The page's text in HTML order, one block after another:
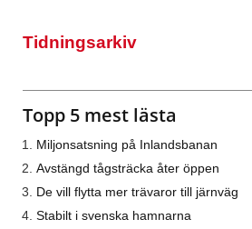
Tidningsarkiv
Topp 5 mest lästa
Miljonsatsning på Inlandsbanan
Avstängd tågsträcka åter öppen
De vill flytta mer trävaror till järnväg
Stabilt i svenska hamnarna